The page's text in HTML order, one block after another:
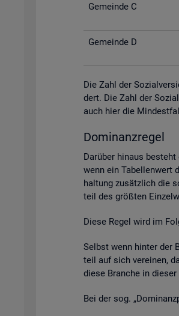
Ge­mein­de C
Ge­mein­de D
Die Zahl der
dert. Die Zahl der
auch hier die
Do­mi­nanz­re­gel
Dar­über hin­aus
wenn ein Ta­bel­len­wert
hal­tung zu­sätz­lich die
teil des grö­ß­ten
Diese Regel wird im
Selbst wenn hin­ter der
teil auf sich ver­ei­nen,
diese Bran­che in
Bei der sog.